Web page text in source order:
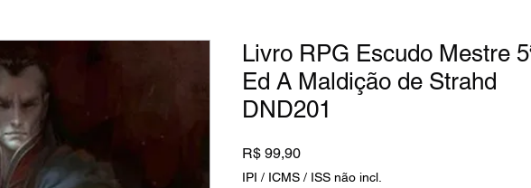
Livro RPG Escudo Mestre
Ed A Maldição de Strahd
DND201
R$ 99,90Preço
IPI / ICMS / ISS não incl.